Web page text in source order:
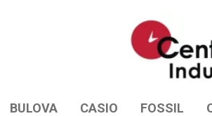
BULOVA CASIO FOSSIL